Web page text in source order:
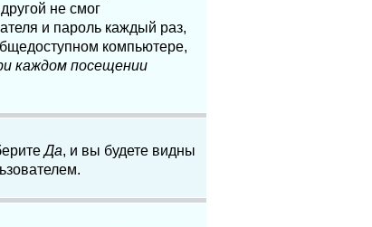
не смог
и пароль каждый раз,
компьютере,
каждом посещении
Да, и вы будете видны